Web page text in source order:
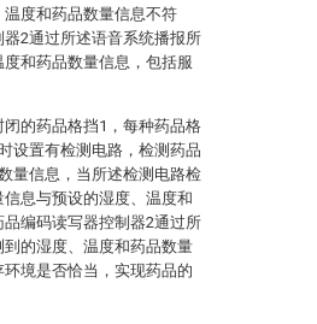
度和药品数量信息不符
2通过所述语音系统播报所
和药品数量信息，包括服
的药品格挡1，每种药品格
设置有检测电路，检测药品
量信息，当所述检测电路检
息与预设的湿度、温度和
编码读写器控制器2通过所
的湿度、温度和药品数量
境是否恰当，实现药品的